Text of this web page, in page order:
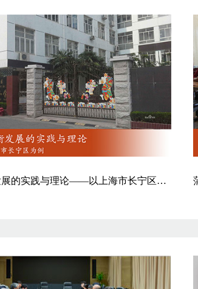
城区平衡发展的实践与理论——以上海市长宁区为例